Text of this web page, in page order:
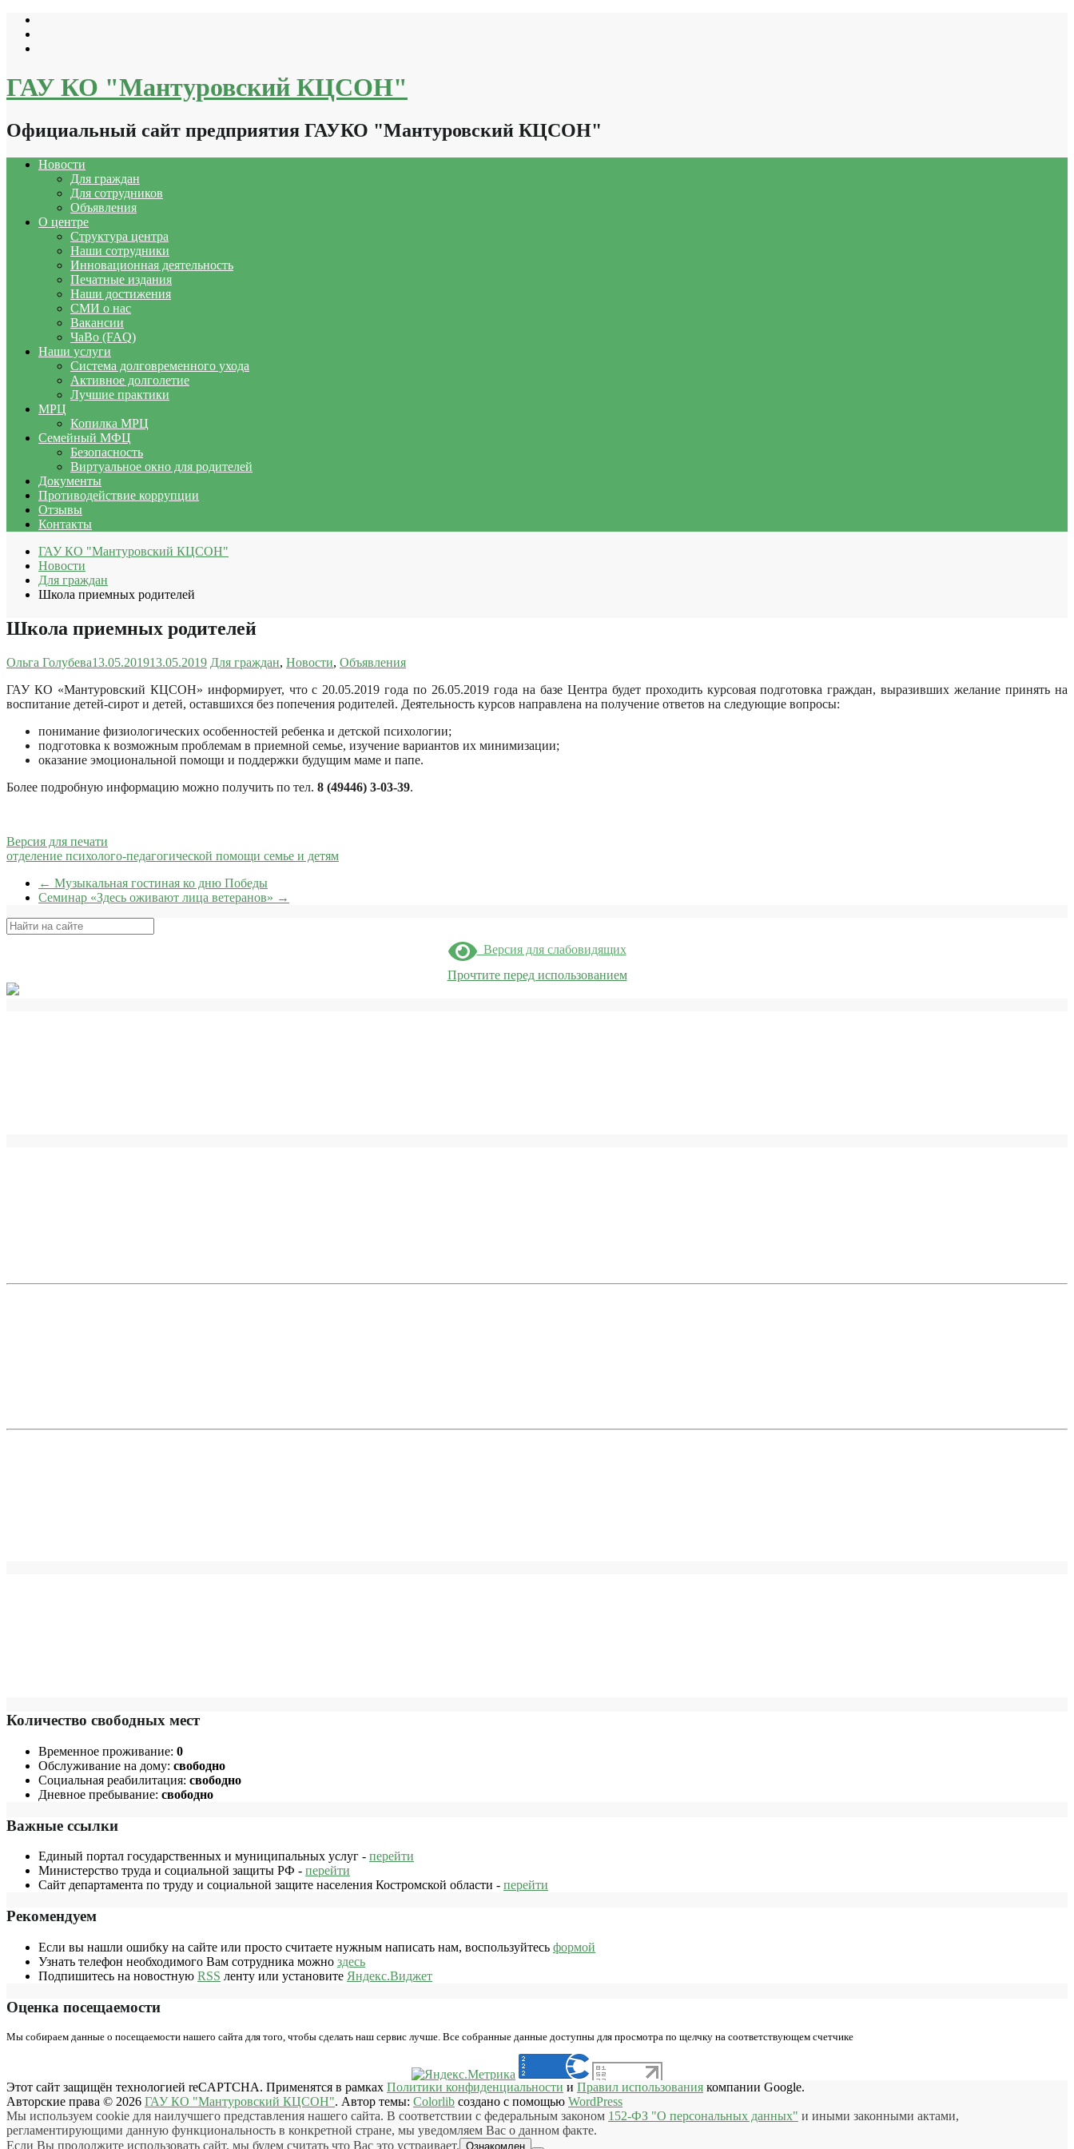
Перейти
содержимому
ГАУ КО "Мантуровский КЦСОН"
Официальный сайт предприятия ГАУКО "Мантуровский КЦСОН"
Новости
Для граждан
Для сотрудников
Объявления
О центре
Структура центра
Наши сотрудники
Инновационная деятельность
Печатные издания
Наши достижения
СМИ о нас
Вакансии
ЧаВо (FAQ)
Наши услуги
Система долговременного ухода
Активное долголетие
Лучшие практики
МРЦ
Копилка МРЦ
Семейный МФЦ
Безопасность
Виртуальное окно для родителей
Документы
Противодействие коррупции
Отзывы
Контакты
ГАУ КО "Мантуровский КЦСОН"
Новости
Для граждан
Школа приемных родителей
Школа приемных родителей
Ольга Голубева13.05.201913.05.2019 Для граждан, Новости, Объявления
ГАУ КО «Мантуровский КЦСОН» информирует, что с 20.05.2019 года по 26.05.2019 года на базе Центра будет проходить курсовая подготовка граждан, выразивших желание принять на
воспитание детей-сирот и детей, оставшихся без попечения родителей. Деятельность курсов направлена на получение ответов на следующие вопросы:
понимание физиологических особенностей ребенка и детской психологии;
подготовка к возможным проблемам в приемной семье, изучение вариантов их минимизации;
оказание эмоциональной помощи и поддержки будущим маме и папе.
Более подробную информацию можно получить по тел. 8 (49446) 3-03-39.
Версия для печати
отделение психолого-педагогической помощи семье и детям
← Музыкальная гостиная ко дню Победы
Семинар «Здесь оживают лица ветеранов» →
Поиск
Версия для слабовидящих
Прочтите перед использованием
Количество свободных мест
Временное проживание: 0
Обслуживание на дому: свободно
Социальная реабилитация: свободно
Дневное пребывание: свободно
Важные ссылки
Единый портал государственных и муниципальных услуг - перейти
Министерство труда и социальной защиты РФ - перейти
Сайт департамента по труду и социальной защите населения Костромской области - перейти
Рекомендуем
Если вы нашли ошибку на сайте или просто считаете нужным написать нам, воспользуйтесь формой
Узнать телефон необходимого Вам сотрудника можно здесь
Подпишитесь на новостную RSS ленту или установите Яндекс.Виджет
Оценка посещаемости
Мы собираем данные о посещаемости нашего сайта для того, чтобы сделать наш сервис лучше. Все собранные данные доступны для просмотра по щелчку на соответствующем счетчике
Этот сайт защищён технологией reCAPTCHA. Применятся в рамках Политики конфиденциальности и Правил использования компании Google.
Авторские права © 2026 ГАУ КО "Мантуровский КЦСОН". Автор темы: Colorlib создано с помощью WordPress
Мы используем cookie для наилучшего представления нашего сайта. В соответствии с федеральным законом 152-ФЗ "О персональных данных" и иными законными актами,
регламентирующими данную функциональность в конкретной стране, мы уведомляем Вас о данном факте.
Если Вы продолжите использовать сайт, мы будем считать что Вас это устраивает. Ознакомлен